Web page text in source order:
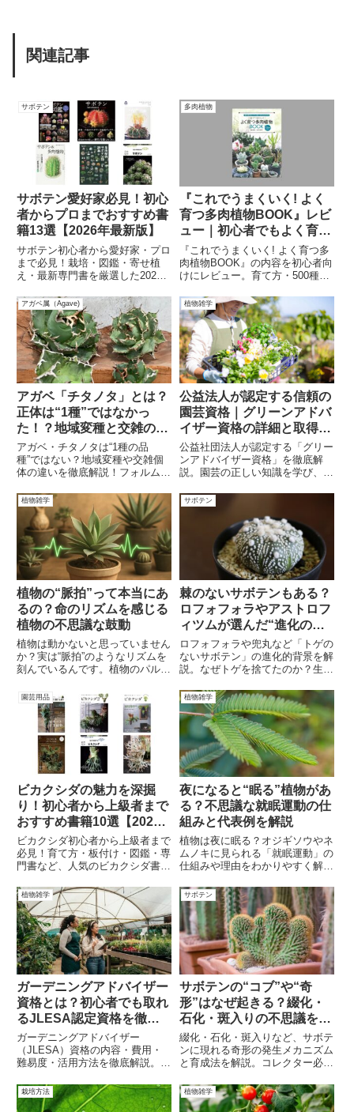
関連記事
サボテン
サボテン愛好家必見！初心
者からプロまでおすすめ書
籍13選【2026年最新版】
サボテン初心者から愛好家・プロ
まで必見！栽培・図鑑・寄せ植
え・最新専門書を厳選した2026
多肉植物
『これでうまくいく! よく
育つ多肉植物BOOK』レビ
ュー｜初心者でもよく育
つ！500種＆育て方完全ガ
イド
『これでうまくいく! よく育つ多
肉植物BOOK』の内容を初心者向
けにレビュー。育て方・500種の
アガベ属（Agave)
アガベ「チタノタ」とは？
正体は“1種”ではなかっ
た！？地域変種と交雑の真
実
アガベ・チタノタは“1種の品
種”ではない？地域変種や交雑個
体の違いを徹底解説！フォルム重
産・チャパス産・フィリピン系の
特徴をわかりやすく紹介。
植物雑学
公益法人が認定する信頼の
園芸資格｜グリーンアドバ
イザー資格の詳細と取得方
法
公益社団法人が認定する「グリー
ンアドバイザー資格」を徹底解
説。園芸の正しい知識を学び、講
かせる信頼の資格です。
植物雑学
植物の“脈拍”って本当にあ
るの？命のリズムを感じる
植物の不思議な鼓動
植物は動かないと思っていません
か？実は“脈拍”のようなリズムを
刻んでいるんです。植物のパルス
りやすく解説します。
サボテン
棘のないサボテンもある？
ロフォフォラやアストロフ
ィツムが選んだ“進化のか
たち”
ロフォフォラや兜丸など「トゲの
ないサボテン」の進化的背景を解
説。なぜトゲを捨てたのか？生存
紹介。
園芸用品
ビカクシダの魅力を深掘
り！初心者から上級者まで
おすすめ書籍10選【2026
年最新版】
ビカクシダ初心者から上級者まで
必見！育て方・板付け・図鑑・専
門書など、人気のビカクシダ書籍
植物雑学
夜になると“眠る”植物があ
る？不思議な就眠運動の仕
組みと代表例を解説
植物は夜に眠る？オジギソウやネ
ムノキに見られる「就眠運動」の
仕組みや理由をわかりやすく解
介！
植物雑学
ガーデニングアドバイザー
資格とは？初心者でも取れ
るJLESA認定資格を徹底
解説【費用・難易度・活用
法】
ガーデニングアドバイザー
（JLESA）資格の内容・費用・
難易度・活用方法を徹底解説。初
園芸の仕事や副業にも役立つ人気
資格です。
サボテン
サボテンの“コブ”や“奇
形”はなぜ起きる？綴化・
石化・斑入りの不思議を解
説
綴化・石化・斑入りなど、サボテ
ンに現れる奇形の発生メカニズム
と育成法を解説。コレクター必見
栽培方法 植物雑学